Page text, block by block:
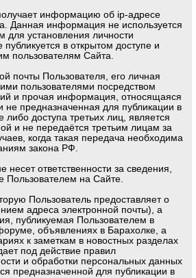
информацию об ip-адресе
Данная информация не используется
для установления личности
публикуется в открытом доступе и
пользователям Сайта.
почты Пользователя, его личная
пользователями посредством
и прочая информация, относящаяся
не предназначенная для публикации в
либо доступа третьих лиц, является
и не передаётся третьим лицам за
когда такая передача необходима
закона РФ.
несет ответственности за сведения,
Пользователем на Сайте.
Пользователь предоставляет о
адреса электронной почты), а
публикуемая Пользователем в
объявлениях в Барахолке, а
к заметкам в новостных разделах
под действие правил
и обработки персональных данных
предназначенной для публикации в